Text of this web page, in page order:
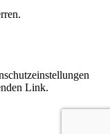
Link.